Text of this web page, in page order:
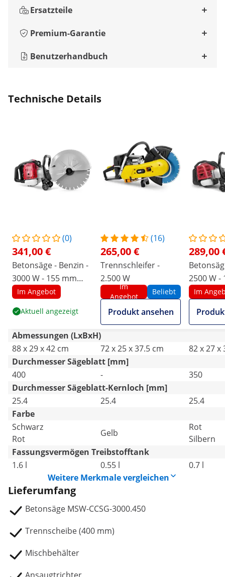
Ersatzteile
Premium-Garantie
Benutzerhandbuch
Technische Details
(0)
341,00 €
Betonsäge - Benzin -
3000 W - 155 mm
Schnitttiefe
Im Angebot
Aktuell angezeigt
(16)
265,00 €
Trennschleifer -
2.500 W
Im
Angebot
Beliebt
Produkt ansehen
289,00
2500 W -
Im
Abmessungen (LxBxH)
88 x 29 x 42 cm
72 x 25 x 37.5 cm
82 x 27 x
Durchmesser Sägeblatt [mm]
400
-
350
Durchmesser Sägeblatt-Kernloch [mm]
25.4
25.4
25.4
Farbe
Schwarz
Rot
Gelb
Rot
Silbern
Fassungsvermögen Treibstofftank
1.6 l
0.55 l
0.7 l
Weitere Merkmale vergleichen
Lieferumfang
Betonsäge MSW-CCSG-3000.450
Trennscheibe (400 mm)
Mischbehälter